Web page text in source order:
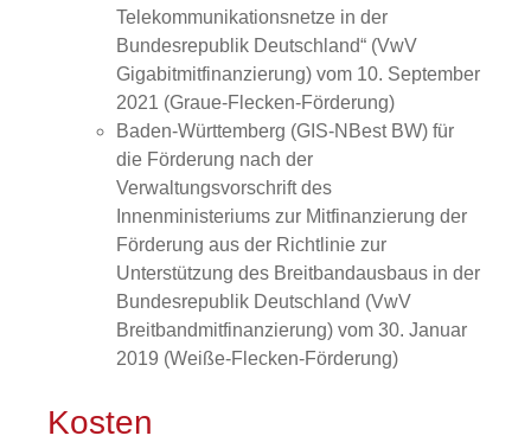
Telekommunikationsnetze in der
Bundesrepublik Deutschland“ (VwV
Gigabitmitfinanzierung) vom 10. September
2021 (Graue-Flecken-Förderung)
Baden-Württemberg (GIS-NBest BW) für
die Förderung nach der
Verwaltungsvorschrift des
Innenministeriums zur Mitfinanzierung der
Förderung aus der Richtlinie zur
Unterstützung des Breitbandausbaus in der
Bundesrepublik Deutschland (VwV
Breitbandmitfinanzierung) vom 30. Januar
2019 (Weiße-Flecken-Förderung)
Kosten